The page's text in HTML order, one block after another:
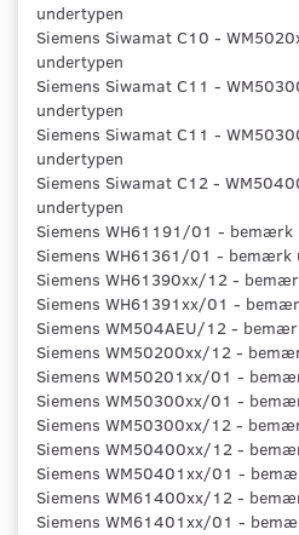
undertypen
Siemens Siwamat C10 -
undertypen
Siemens Siwamat C11 -
undertypen
Siemens Siwamat C11 -
undertypen
Siemens Siwamat C12 -
undertypen
Siemens WH61191/01 - bemærk
Siemens WH61361/01 - bemærk
Siemens WH61390xx/12 -
Siemens WH61391xx/01 -
Siemens WM504AEU/12 -
Siemens WM50200xx/12 -
Siemens WM50201xx/01 -
Siemens WM50300xx/01 -
Siemens WM50300xx/12 -
Siemens WM50400xx/12 -
Siemens WM50401xx/01 -
Siemens WM61400xx/12 -
Siemens WM61401xx/01 -